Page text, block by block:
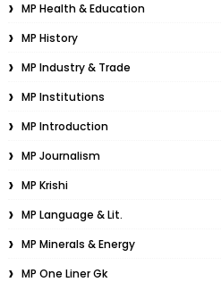
MP Health & Education
MP History
MP Industry & Trade
MP Institutions
MP Introduction
MP Journalism
MP Krishi
MP Language & Lit.
MP Minerals & Energy
MP One Liner Gk